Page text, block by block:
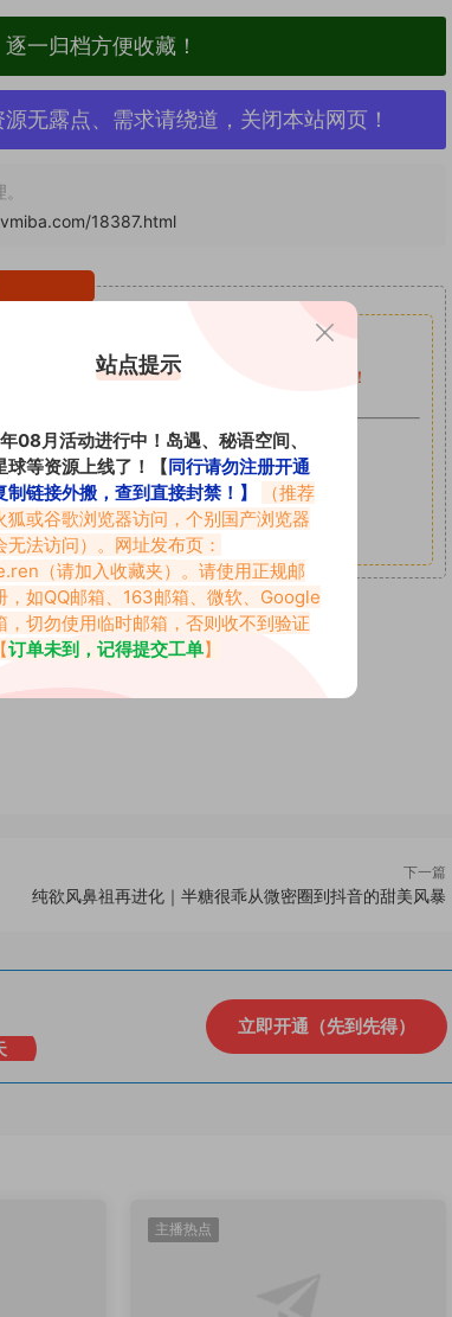
一归档方便收藏！
无露点、需求请绕道，关闭本站网页！
18387.html
到留言后，我们会第一时间进行审核后删除。
止用于任何商业途径！请在下载24小时内删除！
升级对应的VIP。
”，素材以主流网盘分享。
7-zip；安卓：zarchiver；苹果：解压专家
助中心！
下一篇
纯欲风鼻祖再进化｜半糖很乖从微密圈到抖音的甜美风暴
立即开通（先到先得）
主播热点
站点提示
08月活动进行中！岛遇、秘语空间、
球等资源上线了！【 同行请勿注册开通
制链接外搬，查到直接封禁！】
（推荐
狐或谷歌浏览器访问，个别国产浏览器
无法访问）。网址发布页：
（请加入收藏夹）。请使用正规邮
，如QQ邮箱、163邮箱、微软、Google
，切勿使用临时邮箱，否则收不到验证
订单未到，记得提交工单】